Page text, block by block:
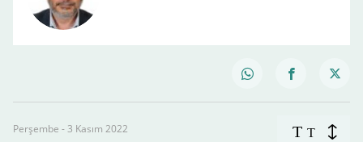
Perşembe - 3 Kasım 2022 T T